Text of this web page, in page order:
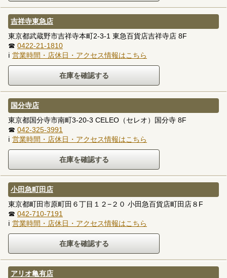
吉祥寺東急店
東京都武蔵野市吉祥寺本町2-3-1 東急百貨店吉祥寺店 8F
☎ 0422-21-1810
ℹ 営業時間・店休日・アクセス情報はこちら
国分寺店
東京都国分寺市南町3-20-3 CELEO（セレオ）国分寺 8F
☎ 042-325-3991
ℹ 営業時間・店休日・アクセス情報はこちら
小田急町田店
東京都町田市原町田６丁目１２−２０ 小田急百貨店町田店８F
☎ 042-710-7191
ℹ 営業時間・店休日・アクセス情報はこちら
アリオ亀有店